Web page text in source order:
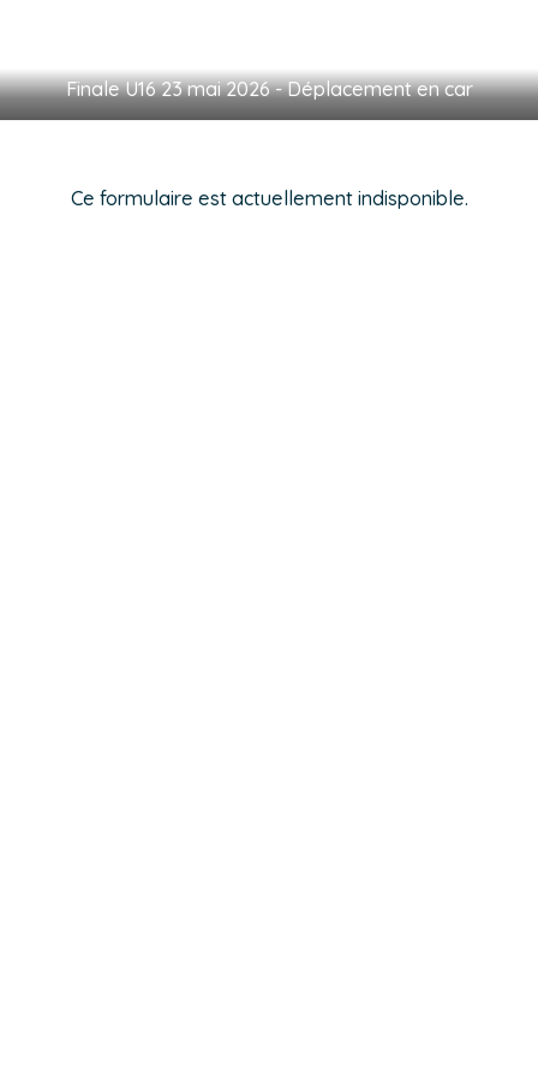
Finale U16 23 mai 2026 - Déplacement en car
Ce formulaire est actuellement indisponible.